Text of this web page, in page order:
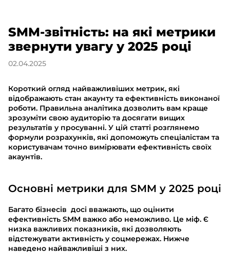
SMM-звітність: на які метрики
звернути увагу у 2025 році
02.04.2025
Короткий огляд найважливіших метрик, які
відображають стан акаунту та ефективність виконаної
роботи. Правильна аналітика дозволить вам краще
зрозуміти свою аудиторію та досягати вищих
результатів у просуванні. У цій статті розглянемо
формули розрахунків, які допоможуть спеціалістам та
користувачам точно вимірювати ефективність своїх
акаунтів.
Основні метрики для SMM у 2025 році
Багато бізнесів досі вважають, що оцінити
ефективність SMM важко або неможливо. Це міф. Є
низка важливих показників, які дозволяють
відстежувати активність у соцмережах. Нижче
наведено найважливіші з них.